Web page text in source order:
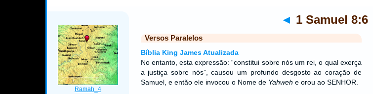
◄ 1 Samuel 8:6
Versos Paralelos
Bíblia King James Atualizada
No entanto, esta expressão: “constitui sobre nós um rei, o qual exerça
a justiça sobre nós”, causou um profundo desgosto ao coração de
Samuel, e então ele invocou o Nome de Yahweh e orou ao SENHOR.